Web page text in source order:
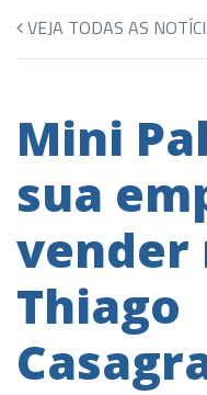
VEJA TODAS AS
Mini
sua
vender
Thiago